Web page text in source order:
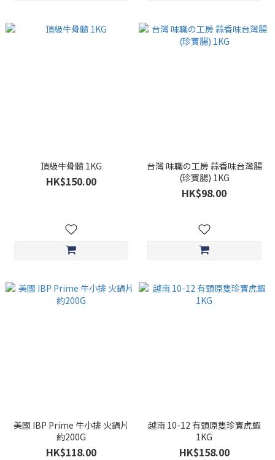
頂級牛骨髓 1KG
HK$150.00
台灣 味職の工房 蒜香味台灣腸
(珍寶腸) 1KG
HK$98.00
美國 IBP Prime 牛小排 火鍋片
約200G
HK$118.00
越南 10-12 有頭原隻珍寶虎蝦
1KG
HK$158.00